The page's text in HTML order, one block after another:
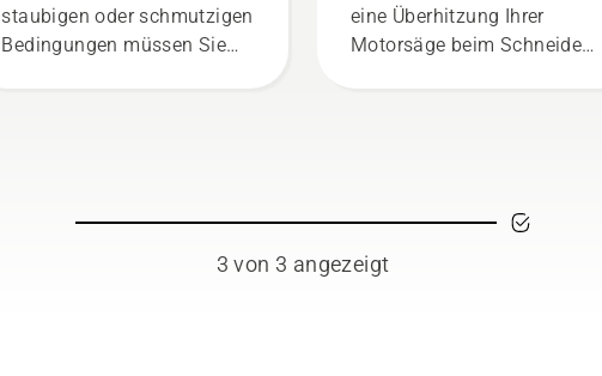
staubigen oder schmutzigen
Bedingungen müssen Sie
eine Überhitzung Ihrer
Motorsäge beim Schneiden
von Schiene und Kette.
Anweisungen in diesem
3 von 3 angezeigt